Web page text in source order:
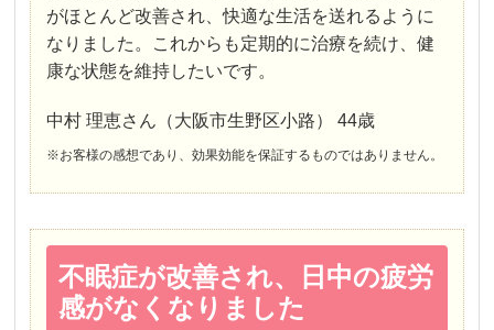
がほとんど改善され、快適な生活を送れるように
なりました。これからも定期的に治療を続け、健
康な状態を維持したいです。
中村 理恵さん（大阪市生野区小路） 44歳
※お客様の感想であり、効果効能を保証するものではありません。
不眠症が改善され、日中の疲労
感がなくなりました